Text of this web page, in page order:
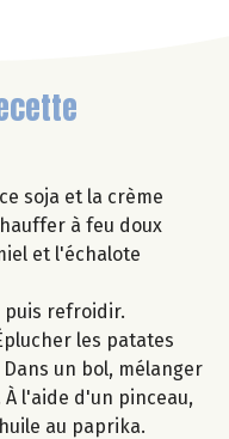
soja et la crème
à feu doux
et l'échalote
puis refroidir.
les patates
un bol, mélanger
l'aide d'un pinceau,
au paprika.